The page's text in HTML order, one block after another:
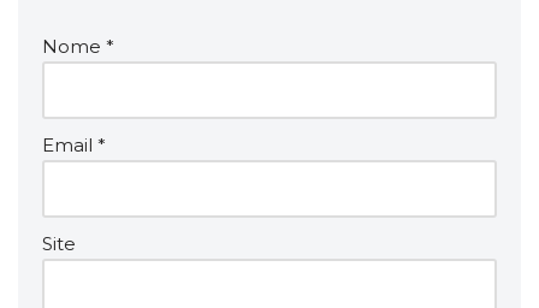
Nome *
Email *
Site